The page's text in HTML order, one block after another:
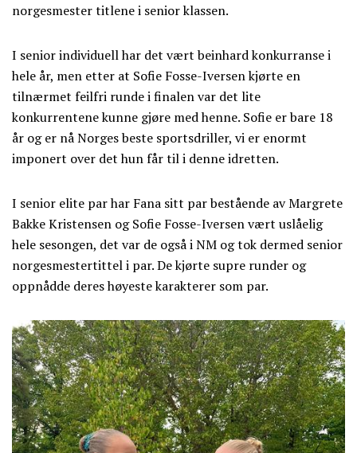
norgesmester titlene i senior klassen.
I senior individuell har det vært beinhard konkurranse i
hele år, men etter at Sofie Fosse-Iversen kjørte en
tilnærmet feilfri runde i finalen var det lite
konkurrentene kunne gjøre med henne. Sofie er bare 18
år og er nå Norges beste sportsdriller, vi er enormt
imponert over det hun får til i denne idretten.
I senior elite par har Fana sitt par bestående av Margrete
Bakke Kristensen og Sofie Fosse-Iversen vært uslåelig
hele sesongen, det var de også i NM og tok dermed senior
norgesmestertittel i par. De kjørte supre runder og
oppnådde deres høyeste karakterer som par.